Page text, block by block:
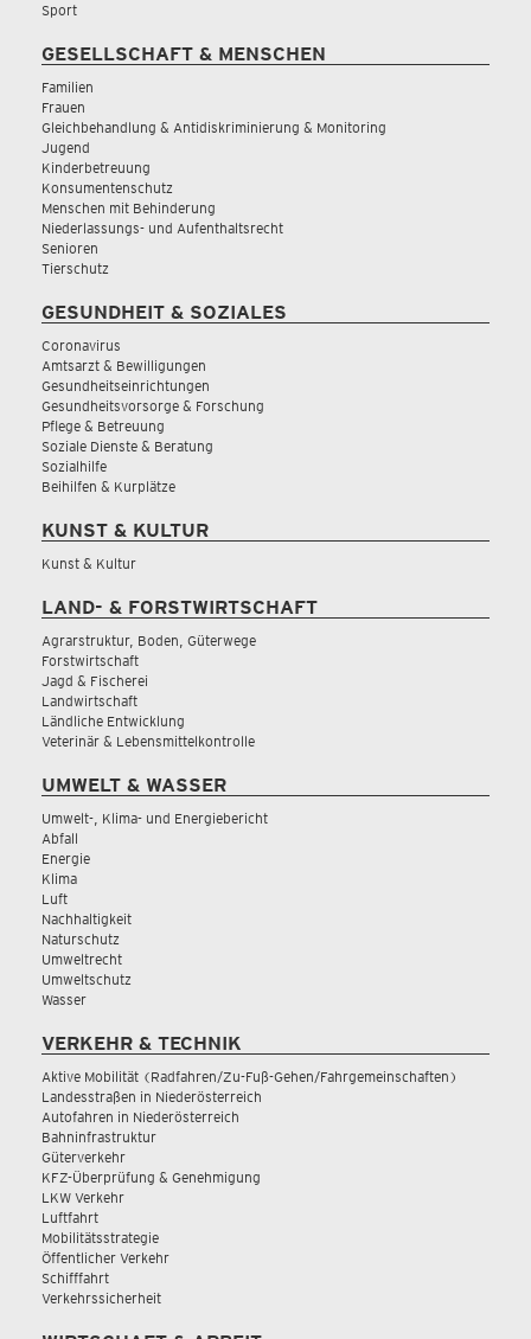
Sport
GESELLSCHAFT & MENSCHEN
Familien
Frauen
Gleichbehandlung & Antidiskriminierung & Monitoring
Jugend
Kinderbetreuung
Konsumentenschutz
Menschen mit Behinderung
Niederlassungs- und Aufenthaltsrecht
Senioren
Tierschutz
GESUNDHEIT & SOZIALES
Coronavirus
Amtsarzt & Bewilligungen
Gesundheitseinrichtungen
Gesundheitsvorsorge & Forschung
Pflege & Betreuung
Soziale Dienste & Beratung
Sozialhilfe
Beihilfen & Kurplätze
KUNST & KULTUR
Kunst & Kultur
LAND- & FORSTWIRTSCHAFT
Agrarstruktur, Boden, Güterwege
Forstwirtschaft
Jagd & Fischerei
Landwirtschaft
Ländliche Entwicklung
Veterinär & Lebensmittelkontrolle
UMWELT & WASSER
Umwelt-, Klima- und Energiebericht
Abfall
Energie
Klima
Luft
Nachhaltigkeit
Naturschutz
Umweltrecht
Umweltschutz
Wasser
VERKEHR & TECHNIK
Aktive Mobilität (Radfahren/Zu-Fuß-Gehen/Fahrgemeinschaften)
Landesstraßen in Niederösterreich
Autofahren in Niederösterreich
Bahninfrastruktur
Güterverkehr
KFZ-Überprüfung & Genehmigung
LKW Verkehr
Luftfahrt
Mobilitätsstrategie
Öffentlicher Verkehr
Schifffahrt
Verkehrssicherheit